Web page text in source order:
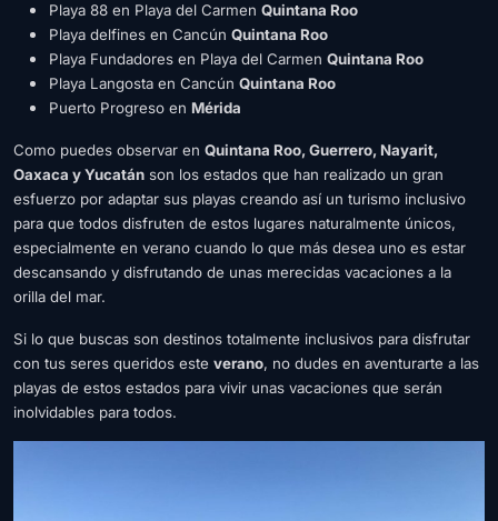
Playa 88 en Playa del Carmen Quintana Roo
Playa delfines en Cancún Quintana Roo
Playa Fundadores en Playa del Carmen Quintana Roo
Playa Langosta en Cancún Quintana Roo
Puerto Progreso en Mérida
Como puedes observar en Quintana Roo, Guerrero, Nayarit,
Oaxaca y Yucatán son los estados que han realizado un gran
esfuerzo por adaptar sus playas creando así un turismo inclusivo
para que todos disfruten de estos lugares naturalmente únicos,
especialmente en verano cuando lo que más desea uno es estar
descansando y disfrutando de unas merecidas vacaciones a la
orilla del mar.
Si lo que buscas son destinos totalmente inclusivos para disfrutar
con tus seres queridos este verano, no dudes en aventurarte a las
playas de estos estados para vivir unas vacaciones que serán
inolvidables para todos.